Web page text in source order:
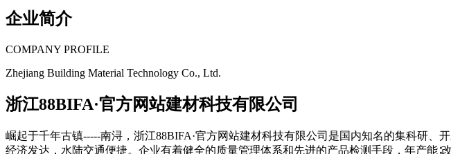
企业简介
COMPANY PROFILE
Zhejiang Building Material Technology Co., Ltd.
浙江88BIFA·官方网站建材科技有限公司
崛起于千年古镇-----南浔，浙江88BIFA·官方网站建材科技有限公司是国内知名的集科研
经济发达，水陆交通便捷。企业有着健全的质量管理体系和先进的产品检测手段，年产能